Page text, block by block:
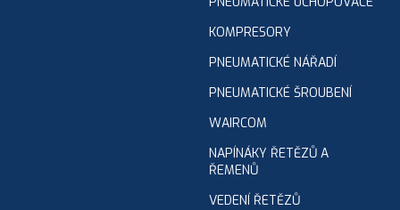
KOMPRESORY
PNEUMATICKÉ NÁŘADÍ
PNEUMATICKÉ ŠROUBENÍ
WAIRCOM
NAPÍNÁKY ŘETĚZŮ A
ŘEMENŮ
VEDENÍ ŘETĚZŮ